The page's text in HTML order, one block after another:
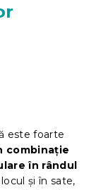
este foarte
combinație
în rândul
și în sate,